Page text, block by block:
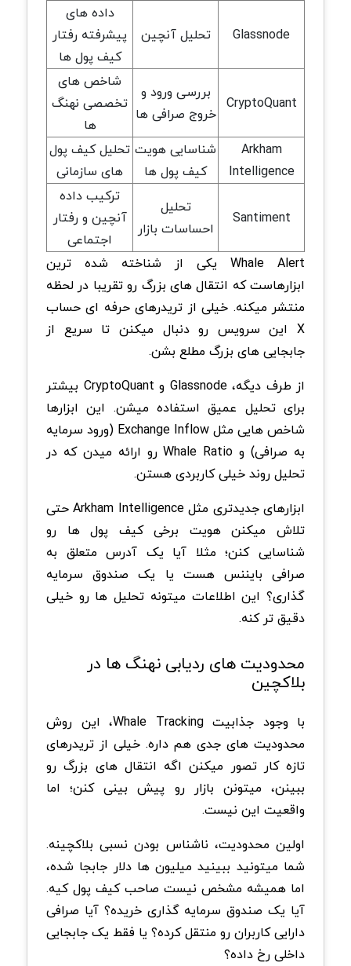
Glassnode تحلیل آنچین
داده های
پیشرفته رفتار
کیف پول ها
CryptoQuant
بررسی ورود و
خروج صرافی ها
شاخص های
تخصصی نهنگ
ها
Arkham
Intelligence
شناسایی هویت
کیف پول ها
تحلیل کیف پول
های سازمانی
Santiment
تحلیل
احساسات بازار
ترکیب داده
آنچین و رفتار
اجتماعی
Whale Alert یکی از شناخته شده ترین
ابزارهاست که انتقال های بزرگ رو تقریبا در لحظه
منتشر میکنه. خیلی از تریدرهای حرفه ای حساب
X این سرویس رو دنبال میکنن تا سریع از
جابجایی های بزرگ مطلع بشن.
از طرف دیگه، Glassnode و CryptoQuant بیشتر
برای تحلیل عمیق استفاده میشن. این ابزارها
شاخص هایی مثل Exchange Inflow (ورود سرمایه
به صرافی) و Whale Ratio رو ارائه میدن که در
تحلیل روند خیلی کاربردی هستن.
ابزارهای جدیدتری مثل Arkham Intelligence حتی
تلاش میکنن هویت برخی کیف پول ها رو
شناسایی کنن؛ مثلا آیا یک آدرس متعلق به
صرافی بایننس هست یا یک صندوق سرمایه
گذاری؟ این اطلاعات میتونه تحلیل ها رو خیلی
دقیق تر کنه.
محدودیت های ردیابی نهنگ ها در
بلاکچین
با وجود جذابیت Whale Tracking، این روش
محدودیت های جدی هم داره. خیلی از تریدرهای
تازه کار تصور میکنن اگه انتقال های بزرگ رو
ببینن، میتونن بازار رو پیش بینی کنن؛ اما
واقعیت این نیست.
اولین محدودیت، ناشناس بودن نسبی بلاکچینه.
شما میتونید ببینید میلیون ها دلار جابجا شده،
اما همیشه مشخص نیست صاحب کیف پول کیه.
آیا یک صندوق سرمایه گذاری خریده؟ آیا صرافی
دارایی کاربران رو منتقل کرده؟ یا فقط یک جابجایی
داخلی رخ داده؟